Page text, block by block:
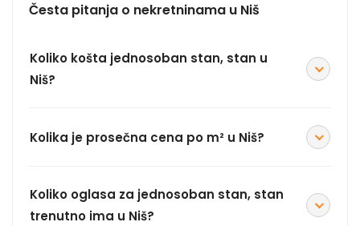
Česta pitanja o nekretninama u Niš
Koliko košta jednosoban stan, stan u
Niš?
Kolika je prosečna cena po m² u Niš?
Koliko oglasa za jednosoban stan, stan
trenutno ima u Niš?